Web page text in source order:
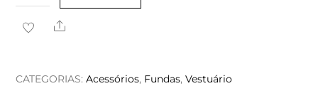
de
FUNDA Share
CATEGORIAS:Acessórios, Fundas,Vestuário